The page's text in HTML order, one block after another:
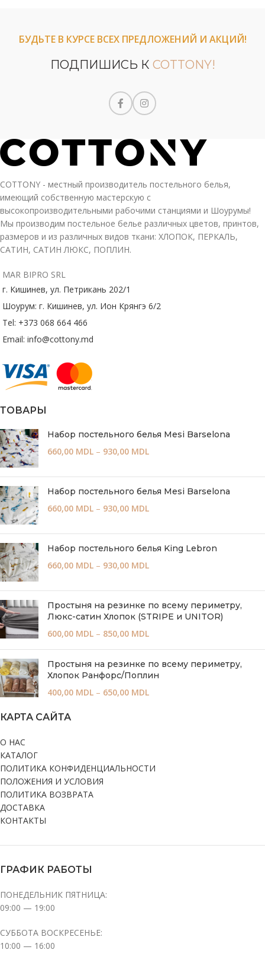
БУДЬТЕ В КУРСЕ ВСЕХ ПРЕДЛОЖЕНИЙ И АКЦИЙ!
ПОДПИШИСЬ К COTTONY!
COTTONY - местный производитель постельного белья,
имеющий собственную мастерскую с
высокопроизводительными рабочими станциями и Шоурумы!
Мы производим постельное белье различных цветов, принтов,
размеров и из различных видов ткани: ХЛОПОК, ПЕРКАЛЬ,
САТИН, САТИН ЛЮКС, ПОПЛИН.
MAR BIPRO SRL
г. Кишинев, ул. Петрикань 202/1
Шоурум: г. Кишинев, ул. Ион Крянгэ 6/2
Tel: +373 068 664 466
Email: info@cottony.md
ТОВАРЫ
Набор постельного белья Mesi Barselona
660,00 MDL – 930,00 MDL
Набор постельного белья Mesi Barselona
660,00 MDL – 930,00 MDL
Набор постельного белья King Lebron
660,00 MDL – 930,00 MDL
Простыня на резинке по всему периметру,
Люкс-сатин Хлопок (STRIPE и UNITOR)
600,00 MDL – 850,00 MDL
Простыня на резинке по всему периметру,
Хлопок Ранфорс/Поплин
400,00 MDL – 650,00 MDL
КАРТА САЙТА
О НАС
КАТАЛОГ
ПОЛИТИКА КОНФИДЕНЦИАЛЬНОСТИ
ПОЛОЖЕНИЯ И УСЛОВИЯ
ПОЛИТИКА ВОЗВРАТА
ДОСТАВКА
КОНТАКТЫ
ГРАФИК РАБОТЫ
ПОНЕДЕЛЬНИК ПЯТНИЦА:
09:00 — 19:00
СУББОТА ВОСКРЕСЕНЬЕ:
10:00 — 16:00